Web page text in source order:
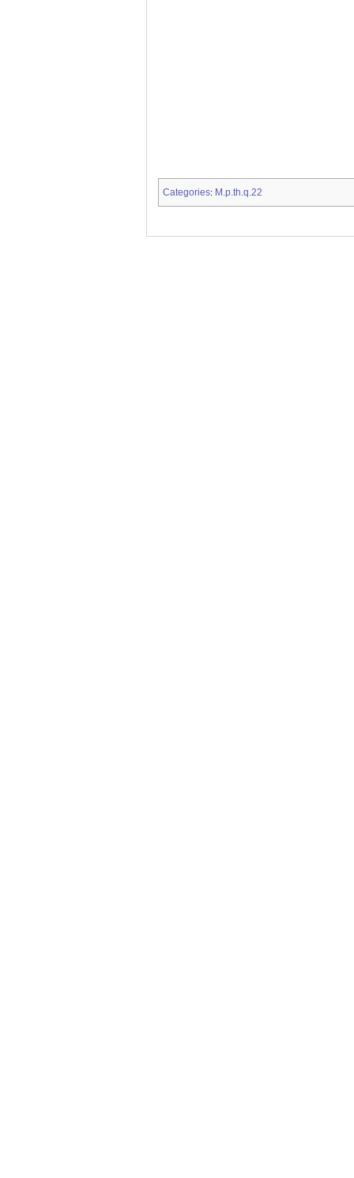
Categories: M.p.th.q.22